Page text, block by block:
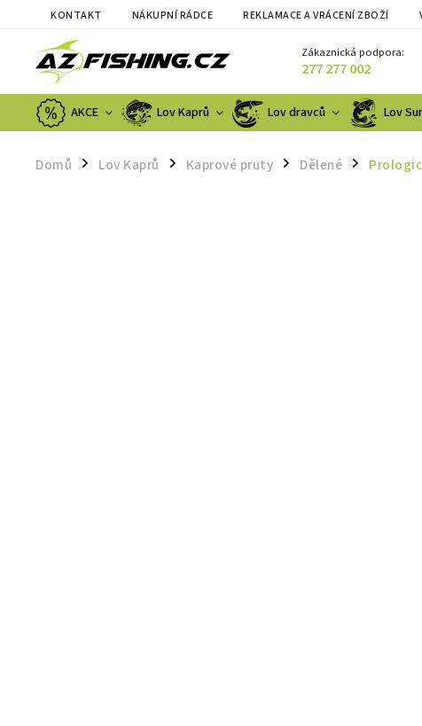
KONTAKT NÁKUPNÍ RÁDCE REKLAMACE A VRÁCENÍ ZBOŽÍ
Zákaznická podpora:
277 277 002
AKCE Lov Kaprů Lov dravců Lov
Domů / Lov Kaprů / Kaprové pruty / Dělené /